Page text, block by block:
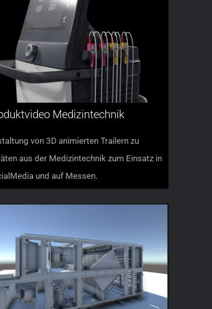
Medizintechnik
von 3D animierten Trailern zu
aus der Medizintechnik zum Einsatz in
und auf Messen.